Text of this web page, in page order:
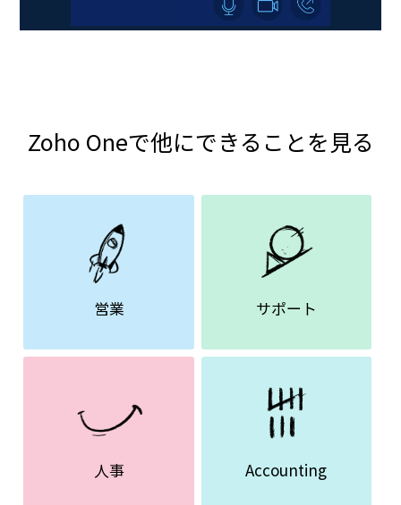
Zoho Oneで他にできることを見る
営業 サポート
人事 Accounting